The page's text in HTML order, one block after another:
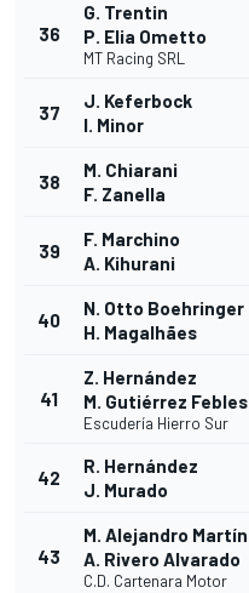
36
G. Trentin
P. Elia Ometto
MT Racing SRL
37
J. Keferbock
I. Minor
38
M. Chiarani
F. Zanella
39
F. Marchino
A. Kihurani
40
N. Otto Boehringer
H. Magalhães
41
Z. Hernández
M. Gutiérrez Febles
Escudería Hierro Sur
42
R. Hernández
J. Murado
43
M. Alejandro Martín
A. Rivero Alvarado
C.D. Cartenara Motor